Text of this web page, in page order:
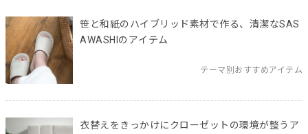
笹と和紙のハイブリッド素材で作る、清潔なSAS
AWASHIのアイテム
テーマ別おすすめアイテム
衣替えをきっかけにクローゼットの環境が整うア